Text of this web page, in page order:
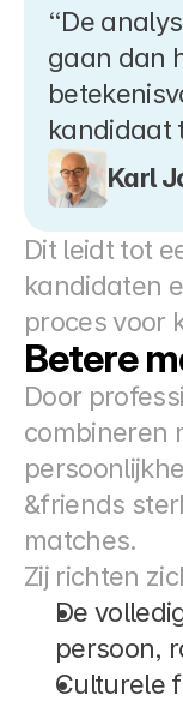
“De
gaan dan
kandidaat
Karl
Dit leidt tot
kandidaten
proces voor
Betere
Door
combineren
&friends
matches.
Zij richten
De
persoon,
Culturele